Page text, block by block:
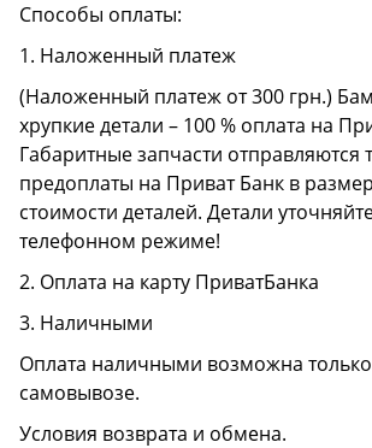
Способы оплаты:
1. Наложенный платеж
(Наложенный платеж от 300 грн.)
хрупкие детали – 100 % оплата на
Габаритные запчасти отправляются
предоплаты на Приват Банк в
стоимости деталей. Детали
телефонном режиме!
2. Оплата на карту ПриватБанка
3. Наличными
Оплата наличными возможна
самовывозе.
Условия возврата и обмена.